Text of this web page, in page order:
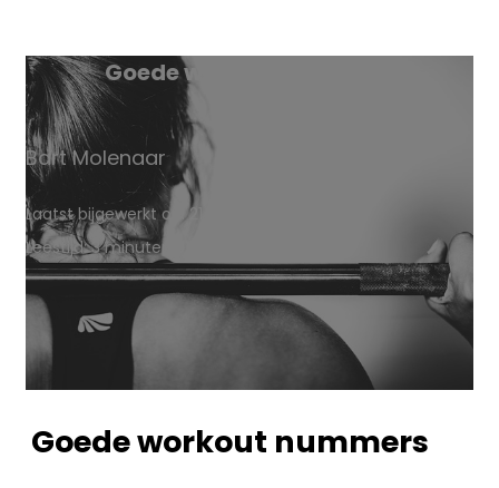
Goede workout nummers
Bart Molenaar
Laatst bijgewerkt op: 21 januari 2024
Leestijd: 3 minuten
Goede workout nummers